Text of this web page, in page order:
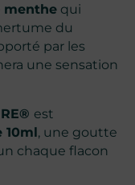
menthe qui
du
par les
une sensation
est
10ml, une goutte
chaque flacon